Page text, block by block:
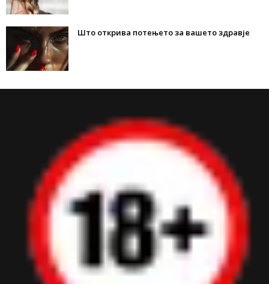
Што открива потењето за вашето здравје